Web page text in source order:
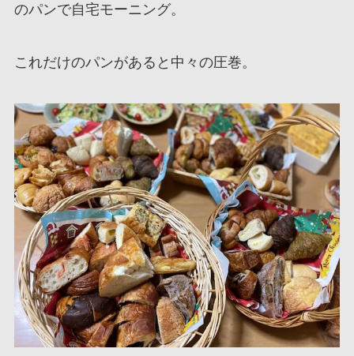
のパンで自宅モーニング。
これだけのパンがあると中々の圧巻。